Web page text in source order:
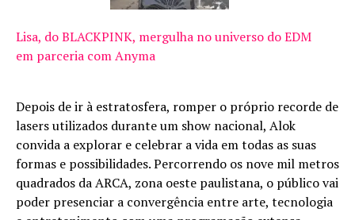
Lisa, do BLACKPINK, mergulha no universo do EDM
em parceria com Anyma
Depois de ir à estratosfera, romper o próprio recorde de
lasers utilizados durante um show nacional, Alok
convida a explorar e celebrar a vida em todas as suas
formas e possibilidades. Percorrendo os nove mil metros
quadrados da ARCA, zona oeste paulistana, o público vai
poder presenciar a convergência entre arte, tecnologia